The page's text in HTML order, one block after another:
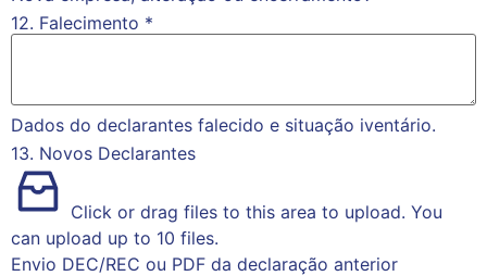
12. Falecimento *
Dados do declarantes falecido e situação iventário.
13. Novos Declarantes
Click or drag files to this area to upload. You
can upload up to 10 files.
Envio DEC/REC ou PDF da declaração anterior